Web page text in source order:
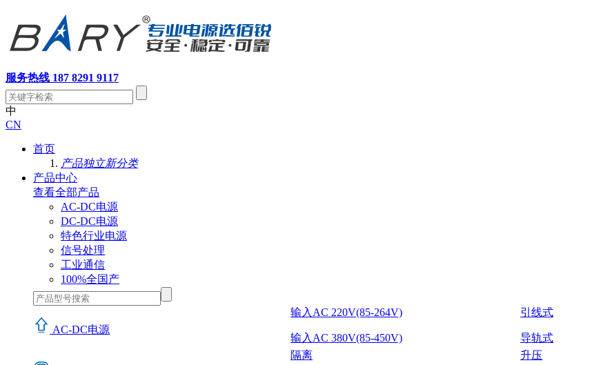
服务热线 187 8291 9117
中
CN
首页
产品独立新分类
产品中心
查看全部产品
AC-DC电源
DC-DC电源
特色行业电源
信号处理
工业通信
100%全国产
AC-DC电源
输入AC 220V(85-264V)
输入AC 380V(85-450V)
引线式
导轨式
隔离 升压